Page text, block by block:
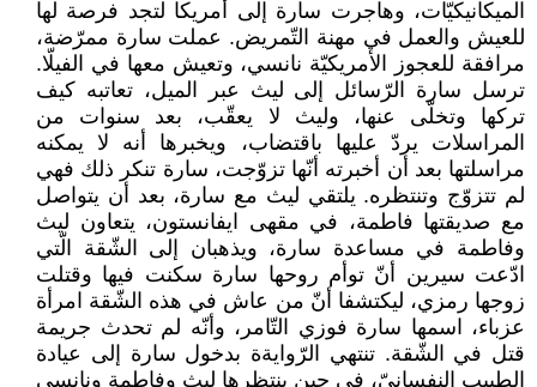
الميكانيكيّات، وهاجرت سارة إلى أمريكا لتجد فرصة لها
للعيش والعمل في مهنة التّمريض. عملت سارة ممرّضة،
مرافقة للعجوز الأمريكيّة نانسي، وتعيش معها في الفيلّا.
ترسل سارة الرّسائل إلى ليث عبر الميل، تعاتبه كيف
تركها وتخلّى عنها، وليث لا يعقّب، بعد سنوات من
المراسلات يردّ عليها باقتضاب، ويخبرها أنه لا يمكنه
مراسلتها بعد أن أخبرته أنّها تزوّجت، سارة تنكر ذلك فهي
لم تتزوّج وتنتظره. يلتقي ليث مع سارة، بعد أن يتواصل
مع صديقتها فاطمة، في مقهى ايفانستون، يتعاون ليث
وفاطمة في مساعدة سارة، ويذهبان إلى الشّقة الّتي
ادّعت سيرين أنّ توأم روحها سارة سكنت فيها وقتلت
زوجها رمزي، ليكتشفا أنّ من عاش في هذه الشّقة امرأة
عزباء، اسمها سارة فوزي التّامر، وأنّه لم تحدث جريمة
قتل في الشّقة. تنتهي الرّوايةة بدخول سارة إلى عيادة
الطبيب النفسانيّ، في حين ينتظرها ليث وفاطمة ونانسي